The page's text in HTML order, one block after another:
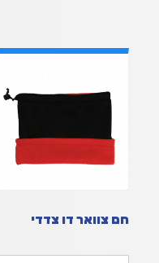
חם צוואר דו צדדי